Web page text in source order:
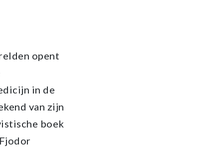
opent
in de
van zijn
boek